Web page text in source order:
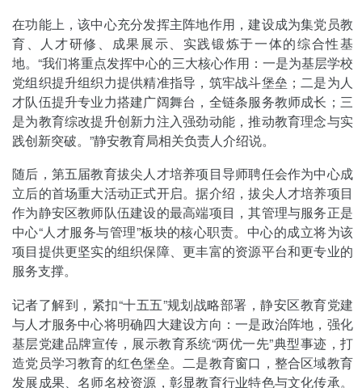
在功能上，该中心充分发挥主阵地作用，建设成为集党员教
育、人才研修、成果展示、实践锻炼于一体的综合性基
地。“我们将重点发挥中心的三大核心作用：一是为基层学校
党组织提升组织力提供精准指导，筑牢战斗堡垒；二是为人
才队伍提升专业力搭建广阔舞台，全链条服务教师成长；三
是为教育综改提升创新力注入强劲动能，推动教育理念与实
践创新突破。”静安教育局相关负责人介绍说。
随后，第五届教育拔尖人才培养项目导师聘任会作为中心成
立后的首场重大活动正式开启。据介绍，拔尖人才培养项目
作为静安区教师队伍建设的最高端项目，其管理与服务正是
中心“人才服务与管理”板块的核心职责。中心的成立将为该
项目提供更坚实的组织保障、更丰富的资源平台和更专业的
服务支撑。
记者了解到，紧扣“十五五”规划战略部署，静安区教育党建
与人才服务中心将明确四大建设方向：一是政治阵地，强化
基层党建品牌宣传，展示教育系统“两优一先”典型事迹，打
造党员学习教育的红色堡垒。二是教育窗口，整合区域教育
发展成果、名师名校资源，彰显教育行业特色与文化传承。